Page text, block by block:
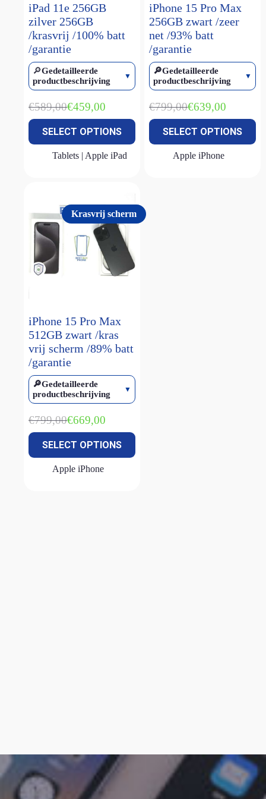
iPad 11e 256GB
zilver 256GB
/krasvrij /100% batt
/garantie
🔎Gedetailleerde
productbeschrijving
€589,00Oorspronkelijke
was:
€589,00.
€459,00
Huidige
is:
€459,00.
SELECT OPTIONS
Tablets | Apple iPad
iPhone 15 Pro Max
256GB zwart /zeer
net /93% batt
/garantie
🔎Gedetailleerde
productbeschrijving
€799,00Oorspronkelijke
was:
€799,00.
€639,00
Huidige
is:
€639,00.
SELECT OPTIONS
Apple iPhone
Krasvrij scherm
iPhone 15 Pro Max
512GB zwart /kras
vrij scherm /89% batt
/garantie
🔎Gedetailleerde
productbeschrijving
€799,00Oorspronkelijke
was:
€799,00.
€669,00
Huidige
is:
€669,00.
SELECT OPTIONS
Apple iPhone
iPhone 15 Pro Max(2)
iPhone 16 (1)
iPhone 16 plus
iPhone 16 pro(1)
iPhone 16 pro max(1)
iPhone 16e(3)
iPhone 17 Pro Max(1)
MacBook Air M2(1)
MacBook Air M2 15 inch(1)
MacBook Neo (2)
MacBook Pro M1
(1)
Watch Ultra 1(1)
Watch Ultra 2(4)
Watch Ultra 3